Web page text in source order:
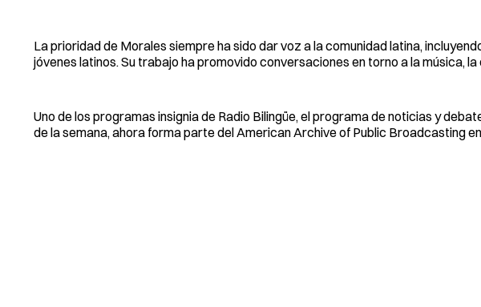
La prioridad de Morales siempre ha sido dar voz a la comunidad latina,
jóvenes latinos. Su trabajo ha promovido conversaciones en torno a la música,
Uno de los programas insignia de Radio Bilingüe, el programa de noticias y
de la semana, ahora forma parte del American Archive of Public Broadcasting